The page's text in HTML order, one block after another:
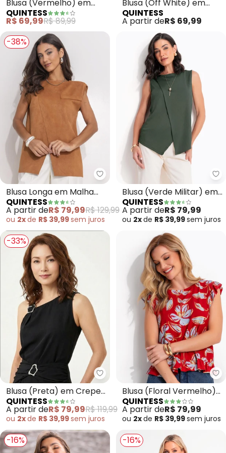
Blusa (Vermelho) em
Malha Crepe
QUINTESS
R$ 69,99R$ 89,99
Blusa (Off White) em
Malha de Viscose
QUINTESS
A partir deR$ 69,99
-38%
Quintess - Blusa Longa em
Blusa Longa em Malha
Suede Marrom com
Design Assimétrico
QUINTESS
A partir deR$ 79,99R$ 129,99
ou 2xde R$ 39,99sem juros
Blusa (Verde Militar) em
Malha Jacquard
QUINTESS
A partir deR$ 79,99
ou 2xde R$ 39,99sem juros
-33%
Quintess - Blusa (Preta) em
Blusa (Preta) em Crepe
Plano
QUINTESS
A partir deR$ 79,99R$ 119,99
ou 2xde R$ 39,99sem juros
Blusa (Floral Vermelho)
em Malha de Viscolycra
QUINTESS
A partir deR$ 79,99
ou 2xde R$ 39,99sem juros
-16% -16%